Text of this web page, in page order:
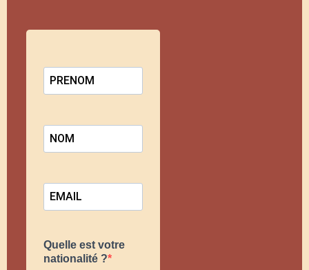
Quelle est votre
nationalité ?